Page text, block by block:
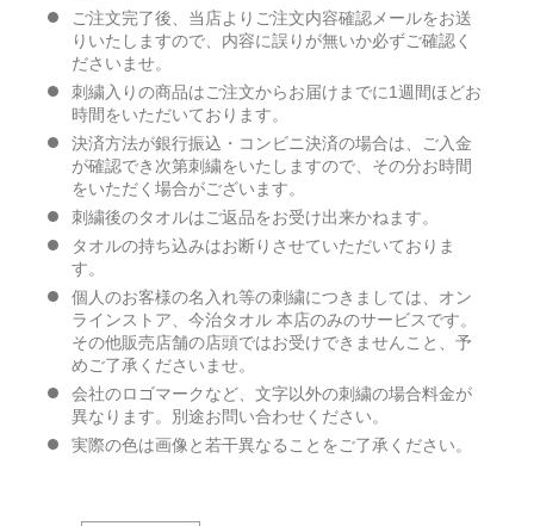
ご注文完了後、当店よりご注文内容確認メールをお送
りいたしますので、内容に誤りが無いか必ずご確認く
ださいませ。
刺繍入りの商品はご注文からお届けまでに1週間ほどお
時間をいただいております。
決済方法が銀行振込・コンビニ決済の場合は、ご入金
が確認でき次第刺繍をいたしますので、その分お時間
をいただく場合がございます。
刺繍後のタオルはご返品をお受け出来かねます。
タオルの持ち込みはお断りさせていただいておりま
す。
個人のお客様の名入れ等の刺繍につきましては、オン
ラインストア、今治タオル 本店のみのサービスです。
その他販売店舗の店頭ではお受けできませんこと、予
めご了承くださいませ。
会社のロゴマークなど、文字以外の刺繍の場合料金が
異なります。別途お問い合わせください。
実際の色は画像と若干異なることをご了承ください。